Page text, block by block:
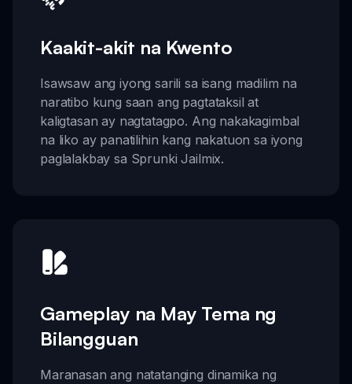
Kaakit-akit na Kwento
Isawsaw ang iyong sarili sa isang madilim na
naratibo kung saan ang pagtataksil at
kaligtasan ay nagtatagpo. Ang nakakagimbal
na liko ay panatilihin kang nakatuon sa iyong
paglalakbay sa Sprunki Jailmix.
Gameplay na May Tema ng
Bilangguan
Maranasan ang natatanging dinamika ng